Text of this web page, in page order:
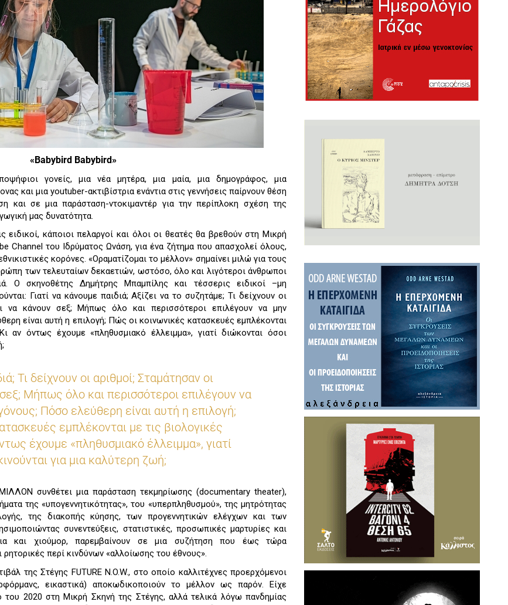
«Βabybird Βabybird»
γονείς, μια νέα μητέρα, μια μαία, μια δημογράφος, μια
και μια youtuber-ακτιβίστρια ενάντια στις γεννήσεις παίρνουν θέση
και σε μια παράσταση-ντοκιμαντέρ για την περίπλοκη σχέση της
μας δυνατότητα.
ειδικοί, κάποιοι πελαργοί και όλοι οι θεατές θα βρεθούν στη Μικρή
Channel του Ιδρύματος Ωνάση, για ένα ζήτημα που απασχολεί όλους,
κορόνες. «Οραματίζομαι το μέλλον» σημαίνει μιλώ για τους
των τελευταίων δεκαετιών, ωστόσο, όλο και λιγότεροι άνθρωποι
O σκηνοθέτης Δημήτρης Μπαμπίλης και τέσσερις ειδικοί –μη
Γιατί να κάνουμε παιδιά; Αξίζει να το συζητάμε; Τι δείχνουν οι
να κάνουν σεξ; Μήπως όλο και περισσότεροι επιλέγουν να μην
είναι αυτή η επιλογή; Πώς οι κοινωνικές κατασκευές εμπλέκονται
αν όντως έχουμε «πληθυσμιακό έλλειμμα», γιατί διώκονται όσοι
Τι δείχνουν οι αριθμοί; Σταμάτησαν οι
Μήπως όλο και περισσότεροι επιλέγουν να
Πόσο ελεύθερη είναι αυτή η επιλογή;
εμπλέκονται με τις βιολογικές
έχουμε «πληθυσμιακό έλλειμμα», γιατί
για μια καλύτερη ζωή;
συνθέτει μια παράσταση τεκμηρίωσης (documentary theater),
της «υπογεννητικότητας», του «υπερπληθυσμού», της μητρότητας
της διακοπής κύησης, των προγεννητικών ελέγχων και των
συνεντεύξεις, στατιστικές, προσωπικές μαρτυρίες και
και χιούμορ, παρεμβαίνουν σε μια συζήτηση που έως τώρα
περί κινδύνων «αλλοίωσης του έθνους».
της Στέγης FUTURE N.O.W., στο οποίο καλλιτέχνες προερχόμενοι
εικαστικά) αποκωδικοποιούν το μέλλον ως παρόν. Είχε
του 2020 στη Μικρή Σκηνή της Στέγης, αλλά τελικά λόγω πανδημίας